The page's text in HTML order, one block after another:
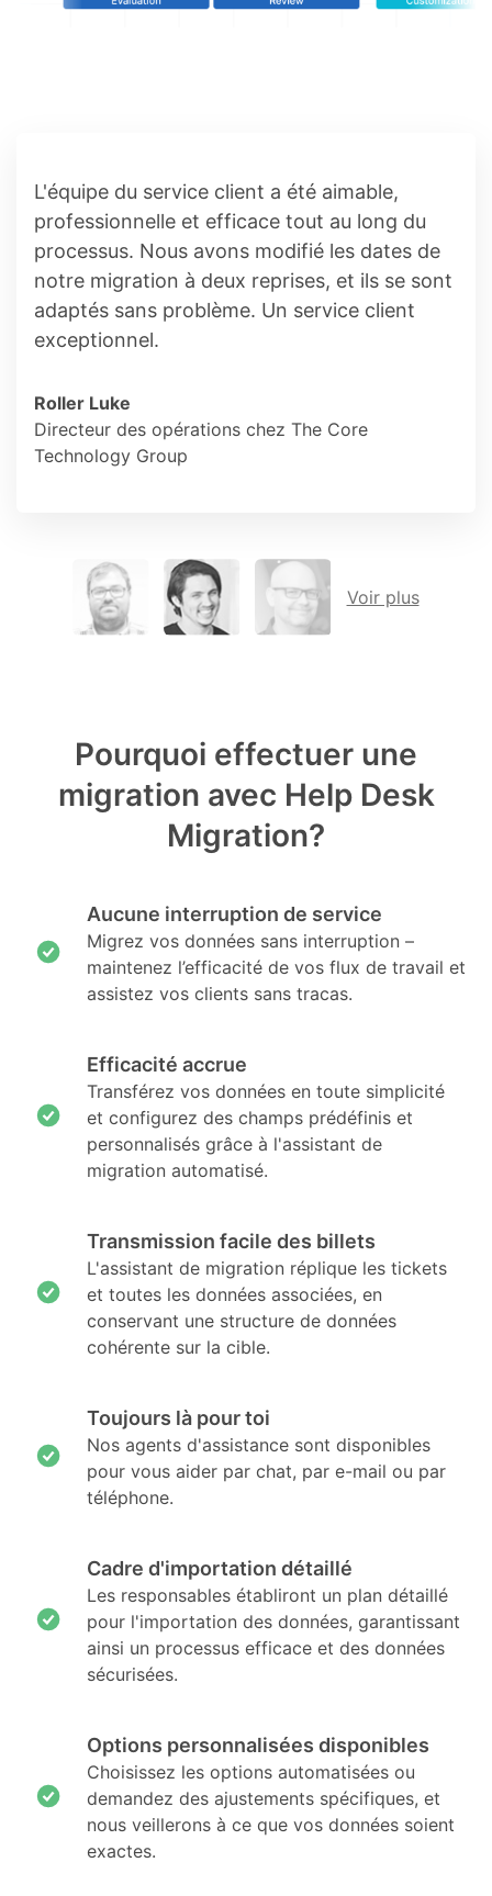
L'équipe du service client a été aimable,
professionnelle et efficace tout au long du
processus. Nous avons modifié les dates de
notre migration à deux reprises, et ils se sont
adaptés sans problème. Un service client
exceptionnel.
Roller Luke
Directeur des opérations chez The Core
Technology Group
Voir plus
Pourquoi effectuer une
migration avec Help Desk
Migration?
Aucune interruption de service
Migrez vos données sans interruption –
maintenez l’efficacité de vos flux de travail et
assistez vos clients sans tracas.
Efficacité accrue
Transférez vos données en toute simplicité
et configurez des champs prédéfinis et
personnalisés grâce à l'assistant de
migration automatisé.
Transmission facile des billets
L'assistant de migration réplique les tickets
et toutes les données associées, en
conservant une structure de données
cohérente sur la cible.
Toujours là pour toi
Nos agents d'assistance sont disponibles
pour vous aider par chat, par e-mail ou par
téléphone.
Cadre d'importation détaillé
Les responsables établiront un plan détaillé
pour l'importation des données, garantissant
ainsi un processus efficace et des données
sécurisées.
Options personnalisées disponibles
Choisissez les options automatisées ou
demandez des ajustements spécifiques, et
nous veillerons à ce que vos données soient
exactes.